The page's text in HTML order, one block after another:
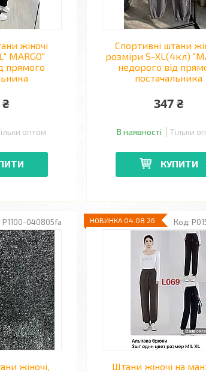
жіночі
MARGO"
прямого
оптом
Спортивні штани
розміри S-XL(4кл)
недорого від
постачальника
347 ₴
В наявності Тільки
КУПИТИ
P1100-040805fa
жіночі,
НОВИНКА 04.08.26
Штани жіночі на